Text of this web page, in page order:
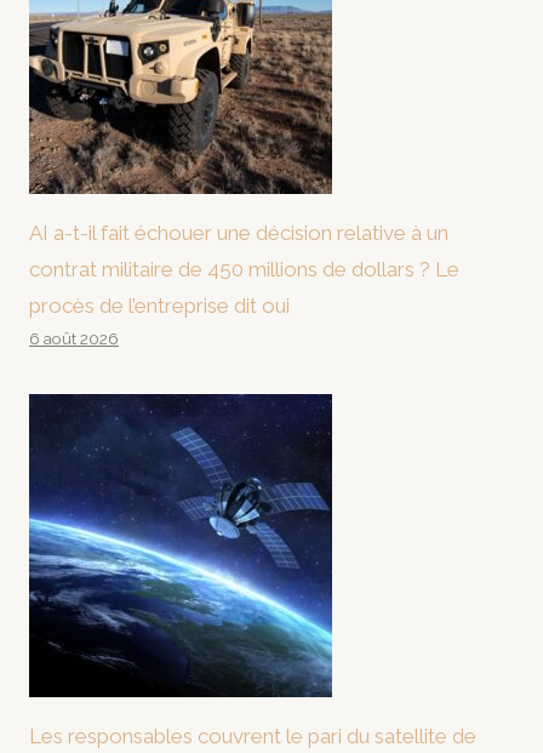
AI a-t-il fait échouer une décision relative à un
contrat militaire de 450 millions de dollars ? Le
procès de l’entreprise dit oui
6 août 2026
Les responsables couvrent le pari du satellite de